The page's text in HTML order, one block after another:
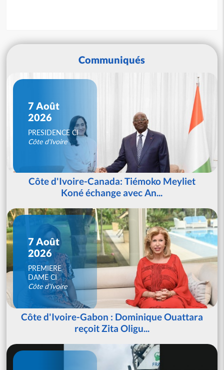
Communiqués
7 Août
2026
PRESIDENCE CI
Côte d'Ivoire
Côte d'Ivoire-Canada: Tiémoko Meyliet
Koné échange avec An...
7 Août
2026
PREMIERE
DAME CI
Côte d'Ivoire
Côte d'Ivoire-Gabon : Dominique Ouattara
reçoit Zita Oligu...